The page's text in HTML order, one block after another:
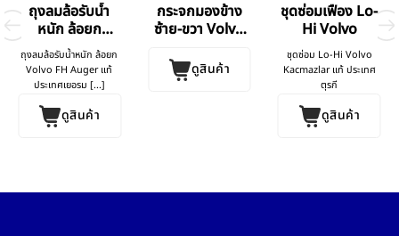
ถุงลมล้อรับน้ำ
หนัก ล้อยก
Volvo FH
ถุงลมล้อรับน้ำหนัก ล้อยก
Volvo FH Auger แท้
ประเทศเยอรม [...]
ดูสินค้า
กระจกมองข้าง
ซ้าย-ขวา Volvo
ดูสินค้า
ชุดซ่อมเฟือง Lo-
Hi Volvo
ชุดซ่อม Lo-Hi Volvo
Kacmazlar แท้ ประเทศ
ตุรกี
ดูสินค้า